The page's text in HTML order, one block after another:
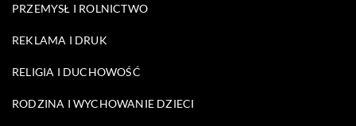
PRZEMYSŁ I ROLNICTWO
REKLAMA I DRUK
RELIGIA I DUCHOWOŚĆ
RODZINA I WYCHOWANIE DZIECI